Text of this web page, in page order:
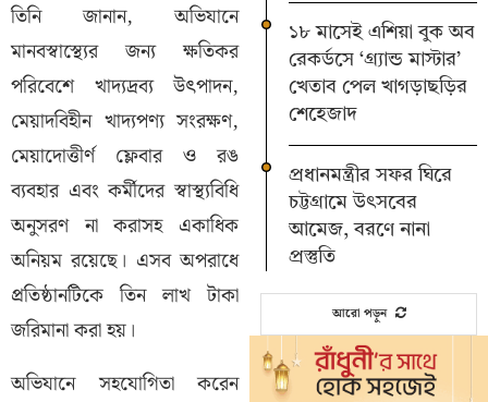
তিনি জানান, অভিযানে
মানবস্বাস্থ্যের জন্য ক্ষতিকর
পরিবেশে খাদ্যদ্রব্য উৎপাদন,
মেয়াদবিহীন খাদ্যপণ্য সংরক্ষণ,
মেয়াদোত্তীর্ণ ফ্লেবার ও রঙ
ব্যবহার এবং কর্মীদের স্বাস্থ্যবিধি
অনুসরণ না করাসহ একাধিক
অনিয়ম রয়েছে। এসব অপরাধে
প্রতিষ্ঠানটিকে তিন লাখ টাকা
জরিমানা করা হয়।
অভিযানে সহযোগিতা করেন
১৮ মাসেই এশিয়া বুক অব
রেকর্ডসে ‘গ্র্যান্ড মাস্টার’
খেতাব পেল খাগড়াছড়ির
শেহেজাদ
প্রধানমন্ত্রীর সফর ঘিরে
চট্টগ্রামে উৎসবের
আমেজ, বরণে নানা
প্রস্তুতি
আরো পড়ুন